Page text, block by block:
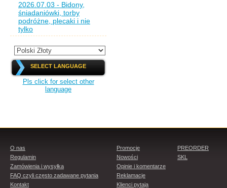
2026.07.03 - Bidony,
śniadaniówki, torby
podróżne, plecaki i nie
tylko
SELECT LANGUAGE
Pls click for select other
language
O nas
Regulamin
Zamówienia i wysyłka
FAQ czyli często zadawane pytania
Kontakt
Promocje
Nowości
Opinie i komentarze
Reklamacje
Klienci pytają
PREORDER
SKL